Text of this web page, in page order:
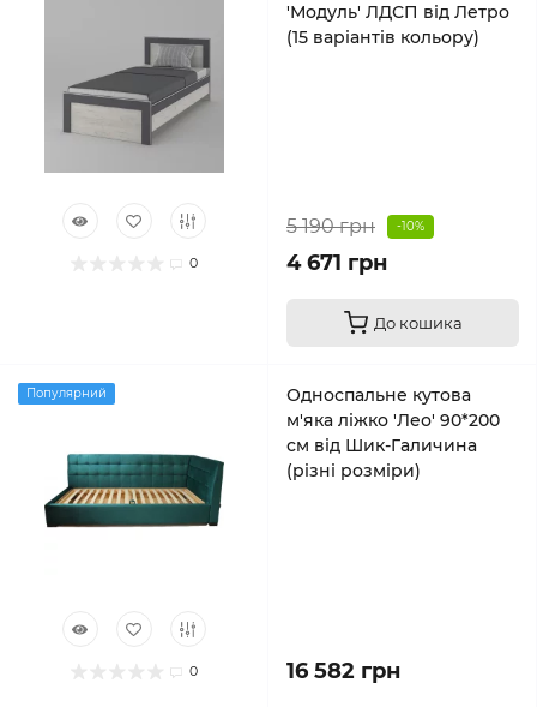
0
'Модуль' ЛДСП від Летро
(15 варіантів кольору)
5 190 грн -10%
4 671 грн
До кошика
Популярний
0
Односпальне кутова
м'яка ліжко 'Лео' 90*200
см від Шик-Галичина
(різні розміри)
16 582 грн